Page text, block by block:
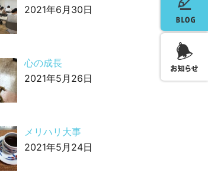
2021年6月30日
心の成長
2021年5月26日
メリハリ大事
2021年5月24日